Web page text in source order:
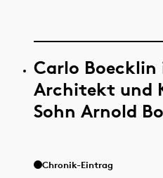
Carlo Boecklin
Architekt und
Sohn Arnold
Chronik-Eintrag